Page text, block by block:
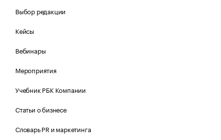
Выбор редакции
Кейсы
Вебинары
Мероприятия
Учебник РБК Компании
Статьи о бизнесе
Словарь PR и маркетинга